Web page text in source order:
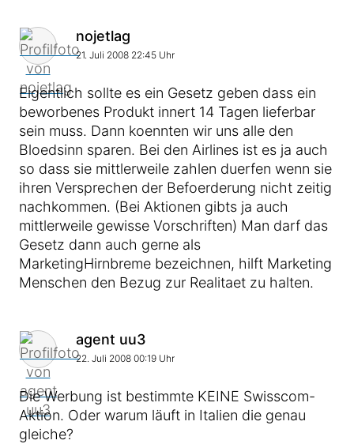
Kommentar von
nojetlag
21. Juli 2008 22:45 Uhr
Eigentlich sollte es ein Gesetz geben dass ein
beworbenes Produkt innert 14 Tagen lieferbar
sein muss. Dann koennten wir uns alle den
Bloedsinn sparen. Bei den Airlines ist es ja auch
so dass sie mittlerweile zahlen duerfen wenn sie
ihren Versprechen der Befoerderung nicht zeitig
nachkommen. (Bei Aktionen gibts ja auch
mittlerweile gewisse Vorschriften) Man darf das
Gesetz dann auch gerne als
MarketingHirnbreme bezeichnen, hilft Marketing
Menschen den Bezug zur Realitaet zu halten.
Kommentar von
agent uu3
22. Juli 2008 00:19 Uhr
Die Werbung ist bestimmte KEINE Swisscom-
Aktion. Oder warum läuft in Italien die genau
gleiche?